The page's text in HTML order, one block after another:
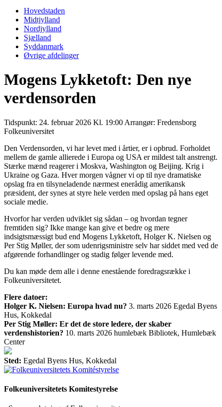
Hovedstaden
Midtjylland
Nordjylland
Sjælland
Syddanmark
Øvrige afdelinger
Mogens Lykketoft: Den nye
verdensorden
Tidspunkt: 24. februar 2026 Kl. 19:00 Arrangør: Fredensborg
Folkeuniversitet
Den Verdensorden, vi har levet med i årtier, er i opbrud. Forholdet
mellem de gamle allierede i Europa og USA er mildest talt anstrengt.
Stærke mænd reagerer i Moskva, Washington og Beijing. Krig i
Ukraine og Gaza. Hver morgen vågner vi op til nye dramatiske
opslag fra en tilsyneladende nærmest enerådig amerikansk
præsident, der synes at styre hele verden med opslag på hans eget
sociale medie.
Hvorfor har verden udviklet sig sådan – og hvordan tegner
fremtiden sig? Ikke mange kan give et bedre og mere
indsigtsmæssigt bud end Mogens Lykketoft, Holger K. Nielsen og
Per Stig Møller, der som udenrigsministre selv har siddet med ved de
afgørende forhandlinger og stadig følger levende med.
Du kan møde dem alle i denne enestående foredragsrække i
Folkeuniversitetet.
Flere datoer:
Holger K. Nielsen: Europa hvad nu? 3. marts 2026 Egedal Byens
Hus, Kokkedal
Per Stig Møller: Er det de store ledere, der skaber
verdenshistorien? 10. marts 2026 humlebæk Bibliotek, Humlebæk
Center
Sted: Egedal Byens Hus, Kokkedal
Folkeuniversitetets Komitestyrelse